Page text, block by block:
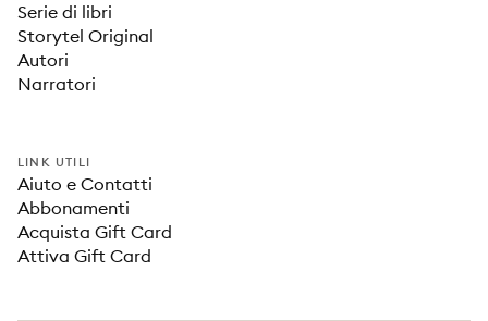
Serie di libri
Storytel Original
Autori
Narratori
LINK UTILI
Aiuto e Contatti
Abbonamenti
Acquista Gift Card
Attiva Gift Card